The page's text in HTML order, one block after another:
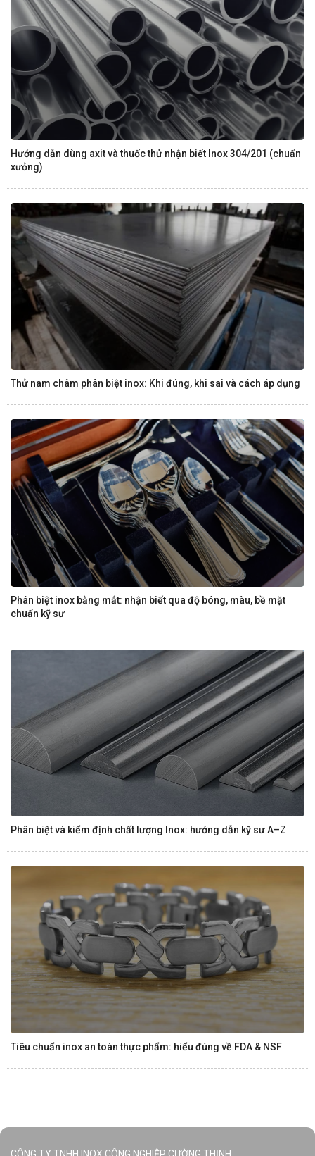
Hướng dẫn dùng axit và thuốc thử nhận biết Inox 304/201 (chuẩn
xưởng)
Thử nam châm phân biệt inox: Khi đúng, khi sai và cách áp dụng
Phân biệt inox bằng mắt: nhận biết qua độ bóng, màu, bề mặt
chuẩn kỹ sư
Phân biệt và kiểm định chất lượng Inox: hướng dẫn kỹ sư A–Z
Tiêu chuẩn inox an toàn thực phẩm: hiểu đúng về FDA & NSF